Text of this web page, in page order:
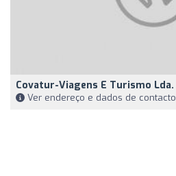
Covatur-Viagens E Turismo Lda.
Ver endereço e dados de contacto